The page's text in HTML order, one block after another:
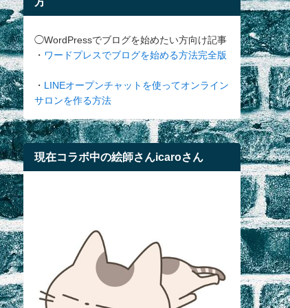
◯WordPressでブログを始めたい方向け記事
・ ワードプレスでブログを始める方法完全版
・ LINEオープンチャットを使ってオンライン
サロンを作る方法
現在コラボ中の絵師さんicaroさん